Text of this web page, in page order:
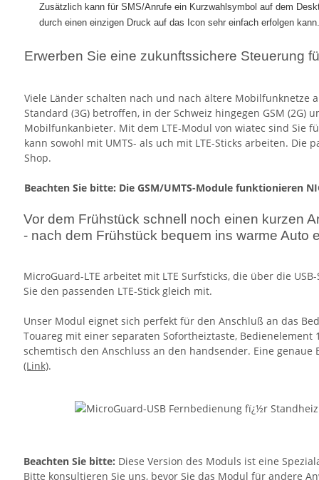
Zusätzlich kann für SMS/Anrufe ein Kurzwahlsymbol auf dem
durch einen einzigen Druck auf das Icon sehr einfach erfolgen kann.
Erwerben Sie eine zukunftssichere Steuerung
Viele Länder schalten nach und nach ältere Mobilfunknetze
Standard (3G) betroffen, in der Schweiz hingegen GSM (2G)
Mobilfunkanbieter. Mit dem LTE-Modul von wiatec sind Sie
kann sowohl mit UMTS- als uch mit LTE-Sticks arbeiten. Die
Shop.
Beachten Sie bitte: Die GSM/UMTS-Module funktionieren
Vor dem Frühstück schnell noch einen kurzen
- nach dem Frühstück bequem ins warme Auto
MicroGuard-LTE arbeitet mit LTE Surfsticks, die über die
Sie den passenden LTE-Stick gleich mit.
Unser Modul eignet sich perfekt für den Anschluß an das
Touareg mit einer separaten Sofortheiztaste, Bedienelement
schemtisch den Anschluss an den handsender. Eine
(Link).
Beachten Sie bitte: Diese Version des Moduls ist eine
Bitte konsultieren Sie uns, bevor Sie das Modul für andere